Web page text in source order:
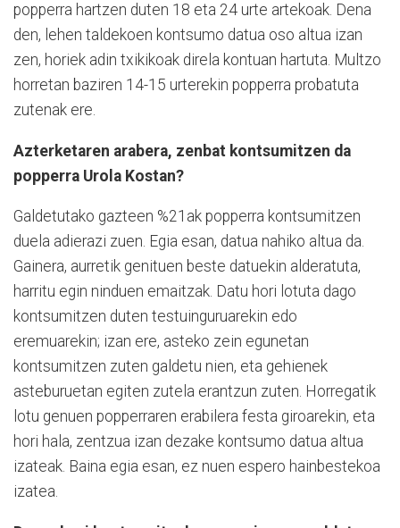
popperra hartzen duten 18 eta 24 urte artekoak. Dena
den, lehen taldekoen kontsumo datua oso altua izan
zen, horiek adin txikikoak direla kontuan hartuta. Multzo
horretan baziren 14-15 urterekin popperra probatuta
zutenak ere.
Azterketaren arabera, zenbat kontsumitzen da
popperra Urola Kostan?
Galdetutako gazteen %21ak popperra kontsumitzen
duela adierazi zuen. Egia esan, datua nahiko altua da.
Gainera, aurretik genituen beste datuekin alderatuta,
harritu egin ninduen emaitzak. Datu hori lotuta dago
kontsumitzen duten testuinguruarekin edo
eremuarekin; izan ere, asteko zein egunetan
kontsumitzen zuten galdetu nien, eta gehienek
asteburuetan egiten zutela erantzun zuten. Horregatik
lotu genuen popperraren erabilera festa giroarekin, eta
hori hala, zentzua izan dezake kontsumo datua altua
izateak. Baina egia esan, ez nuen espero hainbestekoa
izatea.